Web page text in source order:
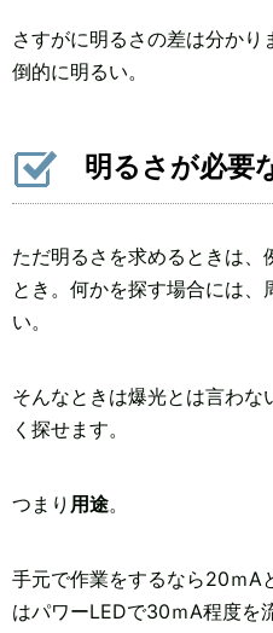
さすがに明るさの差は分か
倒的に明るい。
明るさが必要
ただ明るさを求めるときは、
とき。何かを探す場合には
い。
そんなときは爆光とは言わな
く探せます。
つまり 用途。
手元で作業をするなら20ｍA
はパワーLEDで30ｍA程度を